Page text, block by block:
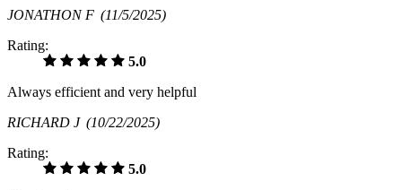
JONATHON F (11/5/2025)
Rating:
5.0
Always efficient and very helpful
RICHARD J (10/22/2025)
Rating:
5.0